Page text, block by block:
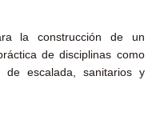
la construcción de un
de disciplinas como
escalada, sanitarios y